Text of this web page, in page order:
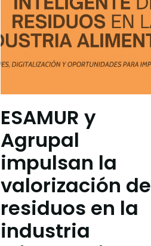
ESAMUR y
Agrupal
impulsan la
valorización de
residuos en la
industria